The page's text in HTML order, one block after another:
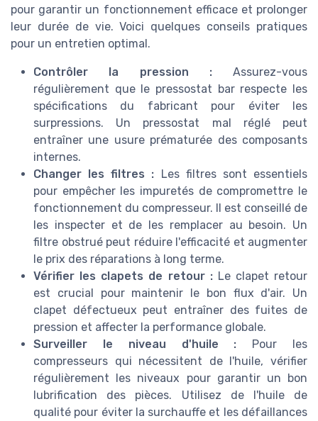
pour garantir un fonctionnement efficace et prolonger
leur durée de vie. Voici quelques conseils pratiques
pour un entretien optimal.
Contrôler la pression :Assurez-vous
régulièrement que le pressostat bar respecte les
spécifications du fabricant pour éviter les
surpressions. Un pressostat mal réglé peut
entraîner une usure prématurée des composants
internes.
Changer les filtres : Les filtres sont essentiels
pour empêcher les impuretés de compromettre le
fonctionnement du compresseur. Il est conseillé de
les inspecter et de les remplacer au besoin. Un
filtre obstrué peut réduire l'efficacité et augmenter
le prix des réparations à long terme.
Vérifier les clapets de retour :Le clapet retour
est crucial pour maintenir le bon flux d'air. Un
clapet défectueux peut entraîner des fuites de
pression et affecter la performance globale.
Surveiller le niveau d'huile : Pour les
compresseurs qui nécessitent de l'huile, vérifier
régulièrement les niveaux pour garantir un bon
lubrification des pièces. Utilisez de l'huile de
qualité pour éviter la surchauffe et les défaillances